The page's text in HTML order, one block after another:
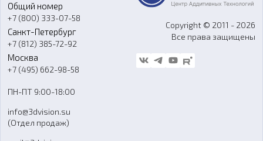
Программное обеспечение
Ремонт и услуги
О компании
Контакты
Гос. закупки
Стать дилером
Блог
FAQ
Общий номер
+7 (800) 333-07-58
Санкт-Петербург
+7 (812) 385-72-92
Москва
+7 (495) 662-98-58
ПН-ПТ 9:00-18:00
info@3dvision.su
(Отдел продаж)
Copyright © 2011 - 2026
Все права защищены